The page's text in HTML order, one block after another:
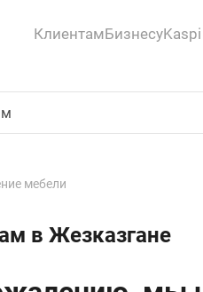
КлиентамБизнесу
мебели
в Жезказгане